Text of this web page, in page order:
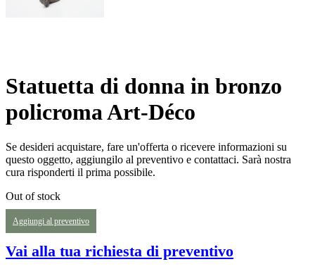
Statuetta di donna in bronzo
policroma Art-Déco
Se desideri acquistare, fare un'offerta o ricevere informazioni su
questo oggetto, aggiungilo al preventivo e contattaci. Sarà nostra
cura risponderti il prima possibile.
Out of stock
Aggiungi al preventivo
Vai alla tua richiesta di preventivo